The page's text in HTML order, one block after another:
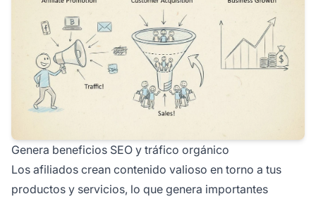
Genera beneficios SEO y tráfico orgánico
Los afiliados crean contenido valioso en torno a tus
productos y servicios, lo que genera importantes